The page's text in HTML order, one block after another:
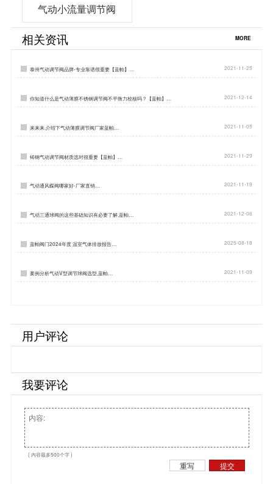
气动小流量调节阀
相关资讯 MORE
泰州气动调节阀品牌-专业靠谱很重要【蓝帕】… 2021-11-25
你知道什么是气动薄膜不锈钢调节阀不平衡力校核吗？【蓝帕】… 2021-12-14
来来来,介绍下气动薄膜调节阀厂家蓝帕… 2021-11-05
铸钢气动调节阀材质选对很重要【蓝帕】… 2021-11-29
气动通风蝶阀哪家好-厂家直销… 2021-11-19
气动三通球阀的这些基础知识有必要了解,蓝帕… 2021-12-06
蓝帕阀门2024年度 温室气体排放报告… 2025-08-18
案例分析气动V型调节球阀选型,蓝帕… 2021-11-09
用户评论
我要评论
( 内容最多500个字 )
重写 提交